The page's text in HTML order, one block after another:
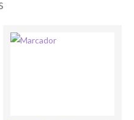
de registro